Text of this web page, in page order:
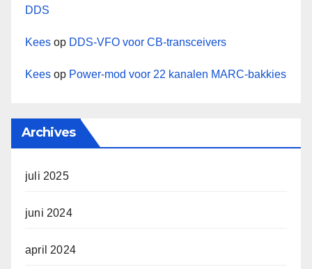
DDS
Kees op DDS-VFO voor CB-transceivers
Kees op Power-mod voor 22 kanalen MARC-bakkies
Archives
juli 2025
juni 2024
april 2024